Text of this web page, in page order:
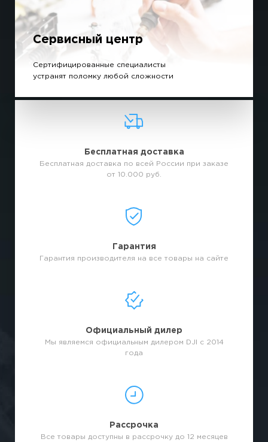
Сервисный центр
Сертифицированные специалисты
устранят поломку любой сложности
Бесплатная доставка
Бесплатная доставка по всей России при заказе
от 10.000 руб.
Гарантия
Гарантия производителя на все товары на сайте
Официальный дилер
Мы являемся официальным дилером DJI с 2014
года
Рассрочка
Все товары доступны в рассрочку до 12 месяцев